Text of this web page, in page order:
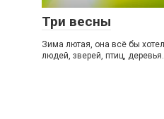
Три весны
Зима лютая, она всё бы
людей, зверей, птиц,